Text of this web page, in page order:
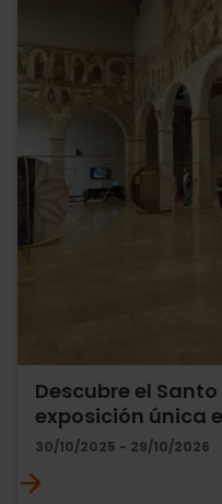
Descubre el
exposición única
30/10/2025 - 29/10/2026